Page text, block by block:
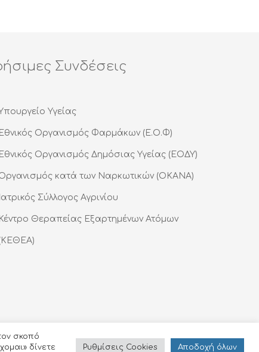
Συνδέσεις
Υγείας
Εθνικός Οργανισμός Φαρμάκων (Ε.Ο.Φ)
Εθνικός Οργανισμός Δημόσιας Υγείας (ΕΟΔΥ)
κατά των Ναρκωτικών (ΟΚΑΝΑ)
Ιατρικός Σύλλογος Αγρινίου
Κέντρο Θεραπείας Εξαρτημένων Ατόμων
σκοπό
δίνετε
Ρυθμίσεις Cookies Αποδoχή όλων